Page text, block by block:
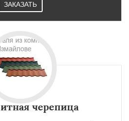
ЗАКАЗАТЬ
черепица